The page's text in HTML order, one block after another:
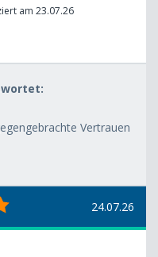
am 23.07.26
Vertrauen
24.07.26